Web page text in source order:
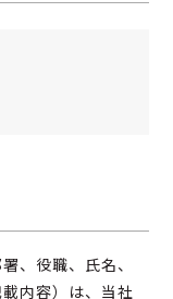
、役職、氏名、
内容）は、当社